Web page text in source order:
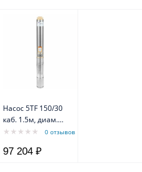
Насос 5TF 150/30
каб. 1.5м, диам.
96мм, 380В
0 отзывов
97 204 ₽